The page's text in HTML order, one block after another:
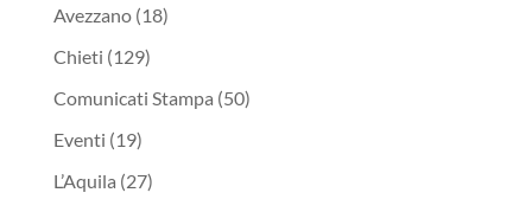
Avezzano(18)
Chieti (129)
Comunicati Stampa (50)
Eventi (19)
L’Aquila (27)